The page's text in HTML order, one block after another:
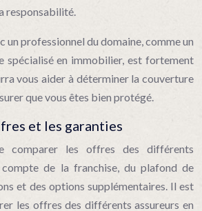
responsabilité.
un professionnel du domaine, comme un
spécialisé en immobilier, est fortement
vous aider à déterminer la couverture
que vous êtes bien protégé.
et les garanties
comparer les offres des différents
compte de la franchise, du plafond de
et des options supplémentaires. Il est
les offres des différents assureurs en